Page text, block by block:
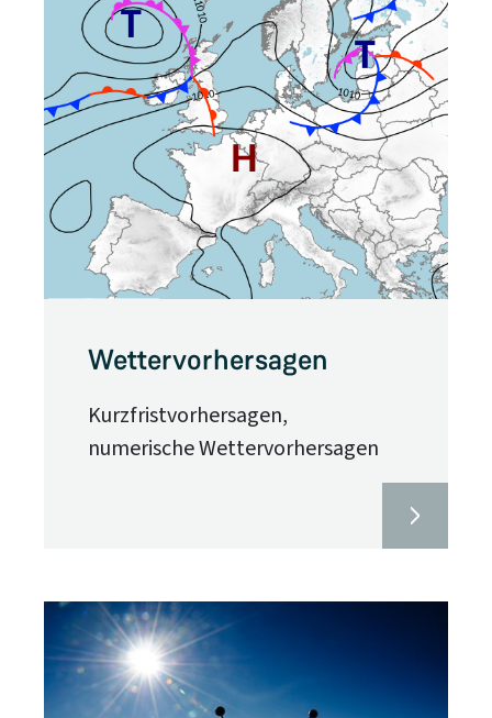
Wettervorhersagen
Kurzfristvorhersagen,
numerische Wettervorhersagen